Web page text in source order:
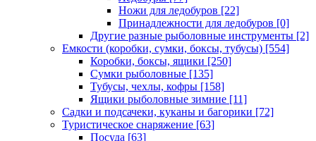
Ножи для ледобуров [22]
Принадлежности для ледобуров [0]
Другие разные рыболовные инструменты [2]
Емкости (коробки, сумки, боксы, тубусы) [554]
Коробки, боксы, ящики [250]
Сумки рыболовные [135]
Тубусы, чехлы, кофры [158]
Ящики рыболовные зимние [11]
Садки и подсачеки, куканы и багорики [72]
Туристическое снаряжение [63]
Посуда [63]